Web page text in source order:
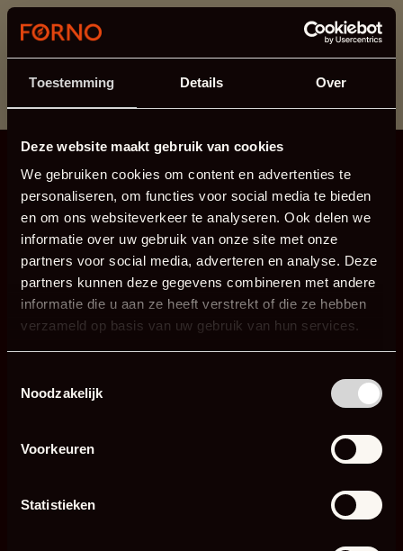
Toestemming Details Over
Deze website maakt gebruik van cookies
We gebruiken cookies om content en advertenties te
personaliseren, om functies voor social media te bieden
en om ons websiteverkeer te analyseren. Ook delen we
informatie over uw gebruik van onze site met onze
partners voor social media, adverteren en analyse. Deze
partners kunnen deze gegevens combineren met andere
informatie die u aan ze heeft verstrekt of die ze hebben
verzameld op basis van uw gebruik van hun services.
Noodzakelijk
Voorkeuren
Statistieken
Cette section est actuellement en maintenance.
Si vous manquez des informations, vous pouvez nous
appeler au +31 413 395 295 ou nous envoyer un e-